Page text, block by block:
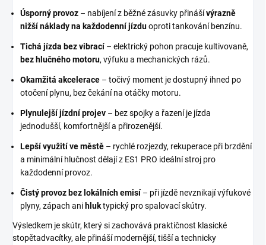
Úsporný provoz– nabíjení z běžné zásuvky přinášívýrazně
nižší náklady na každodenní jízduoproti tankování benzínu.
Tichá jízda bez vibrací– elektrický pohon pracuje kultivovaně,
bez hlučného motoru, výfuku a mechanických rázů.
Okamžitá akcelerace– točivý moment je dostupný ihned po
otočení plynu, bez čekání na otáčky motoru.
Plynulejší jízdní projev– bez spojky a řazení je jízda
jednodušší, komfortnější a přirozenější.
Lepší využití ve městě– rychlé rozjezdy, rekuperace při brzdění
a minimální hlučnost dělají z ES1 PRO ideální stroj pro
každodenní provoz.
Čistý provoz bez lokálních emisí– při jízdě nevznikají výfukové
plyny, zápach ani hluktypický pro spalovací skútry.
Výsledkem je skútr, který si zachovává praktičnost klasické
stopětadvacítky, ale přináší modernější, tišší a technicky